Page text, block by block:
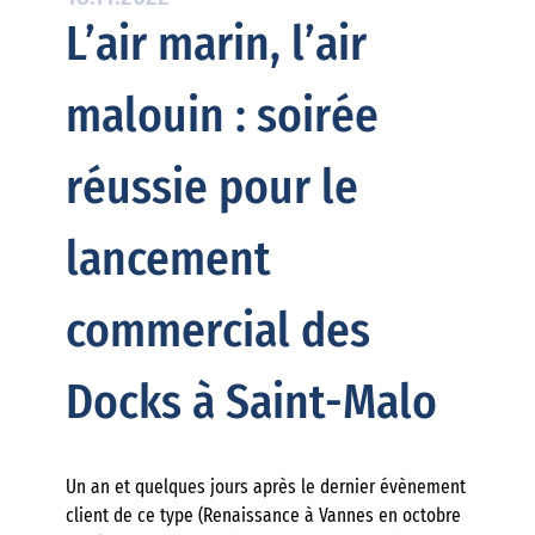
L’air marin, l’air
malouin : soirée
réussie pour le
lancement
commercial des
Docks à Saint-Malo
Un an et quelques jours après le dernier évènement
client de ce type (Renaissance à Vannes en octobre